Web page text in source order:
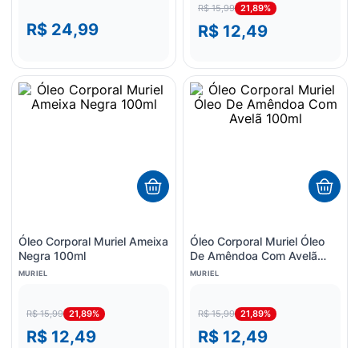
R$ 24,99
R$ 15,99 21,89%
R$ 12,49
Óleo Corporal Muriel Ameixa
Negra 100ml
MURIEL
R$ 15,99 21,89%
R$ 12,49
Óleo Corporal Muriel Óleo
De Amêndoa Com Avelã
100ml
MURIEL
R$ 15,99 21,89%
R$ 12,49